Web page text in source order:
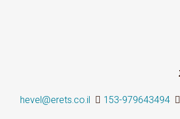
153-979643494
hevel@erets.co.il